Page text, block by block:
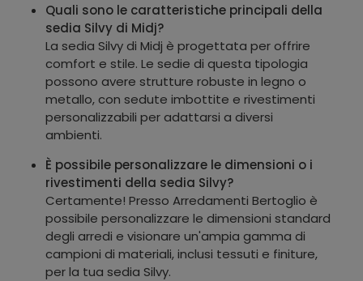
Quali sono le caratteristiche principali della
sedia Silvy di Midj?
La sedia Silvy di Midj è progettata per offrire
comfort e stile. Le sedie di questa tipologia
possono avere strutture robuste in legno o
metallo, con sedute imbottite e rivestimenti
personalizzabili per adattarsi a diversi
ambienti.
È possibile personalizzare le dimensioni o i
rivestimenti della sedia Silvy?
Certamente! Presso Arredamenti Bertoglio è
possibile personalizzare le dimensioni standard
degli arredi e visionare un'ampia gamma di
campioni di materiali, inclusi tessuti e finiture,
per la tua sedia Silvy.